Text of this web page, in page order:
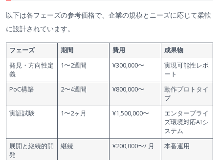
以下は各フェーズの参考価格で、企業の規模とニーズに応じて柔軟
に設計されています。
フェーズ 期間 費用
成果物
発見・方向性定
義
1〜2週間 ¥300,000〜
実現可能性レポ
ート
PoC構築
2〜4週間 ¥800,000〜
動作プロトタイ
プ
実証試験
1〜2ヶ月 ¥1,500,000〜
エンタープライ
ズ環境対応AIシ
ステム
展開と継続的開
発
継続 ¥200,000〜/ 月 本番運用